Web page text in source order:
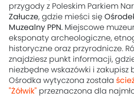
przygody z Poleskim Parkiem
Załucze, gdzie mieści się
Muzealny PPN. Miejscowe
eksponaty archeologiczne,
historyczne oraz przyrodnicze.
znajdziesz punkt informacji,
niezbędne wskazówki i zakupisz
Ośrodka wytyczona została
"Żółwik" przeznaczona dla